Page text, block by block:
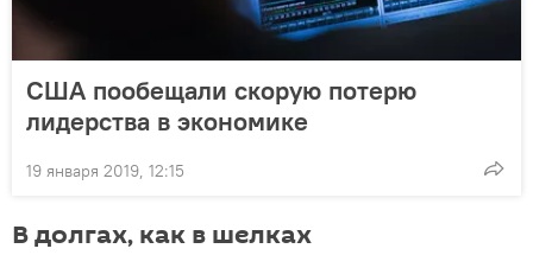
США пообещали скорую потерю
лидерства в экономике
19 января 2019, 12:15
В долгах, как в шелках